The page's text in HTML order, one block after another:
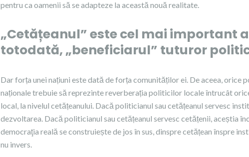
pentru ca oamenii să se adapteze la această nouă realitate.
„Cetățeanul” este cel mai important
totodată, „beneficiarul” tuturor
Dar forța unei națiuni este dată de forța comunităților ei. De aceea, orice
naționale trebuie să reprezinte reverberația politicilor locale întrucât
local, la nivelul cetățeanului. Dacă politicianul sau cetățeanul servesc
dezvoltarea. Dacă politicianul sau cetățeanul servesc cetățenii, aceștia
democraţia reală se construiește de jos în sus, dinspre cetățean înspre
nu invers.